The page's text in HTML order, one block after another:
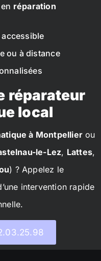
réparation
ou à distance
réparateur
local
à Montpellier ou
le-Lez, Lattes,
) ? Appelez le
intervention rapide